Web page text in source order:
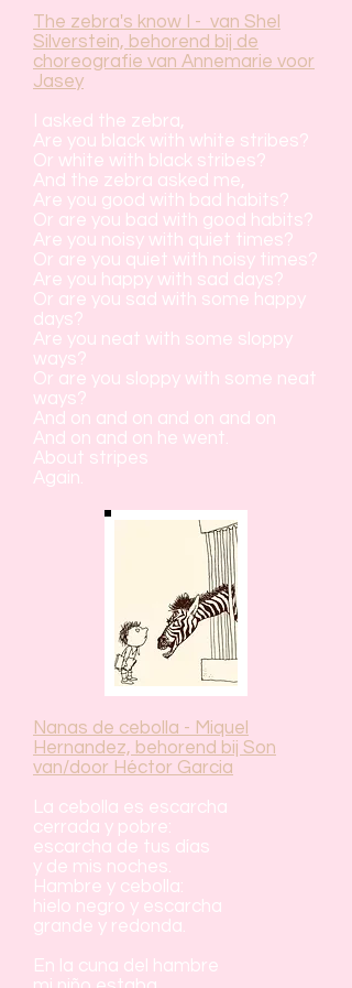
The zebra's know I - van Shel
Silverstein, behorend bij de
choreografie van Annemarie voor
Jasey
I asked the zebra,
Are you black with white stribes?
Or white with black stribes?
And the zebra asked me,
Are you good with bad habits?
Or are you bad with good habits?
Are you noisy with quiet times?
Or are you quiet with noisy times?
Are you happy with sad days?
Or are you sad with some happy
days?
Are you neat with some sloppy
ways?
Or are you sloppy with some neat
ways?
And on and on and on and on
And on and on he went.
About stripes
Again.
Nanas de cebolla - Miquel
Hernandez, behorend bij Son
van/door Héctor Garcia
La cebolla es escarcha
cerrada y pobre:
escarcha de tus días
y de mis noches.
Hambre y cebolla:
hielo negro y escarcha
grande y redonda.
En la cuna del hambre